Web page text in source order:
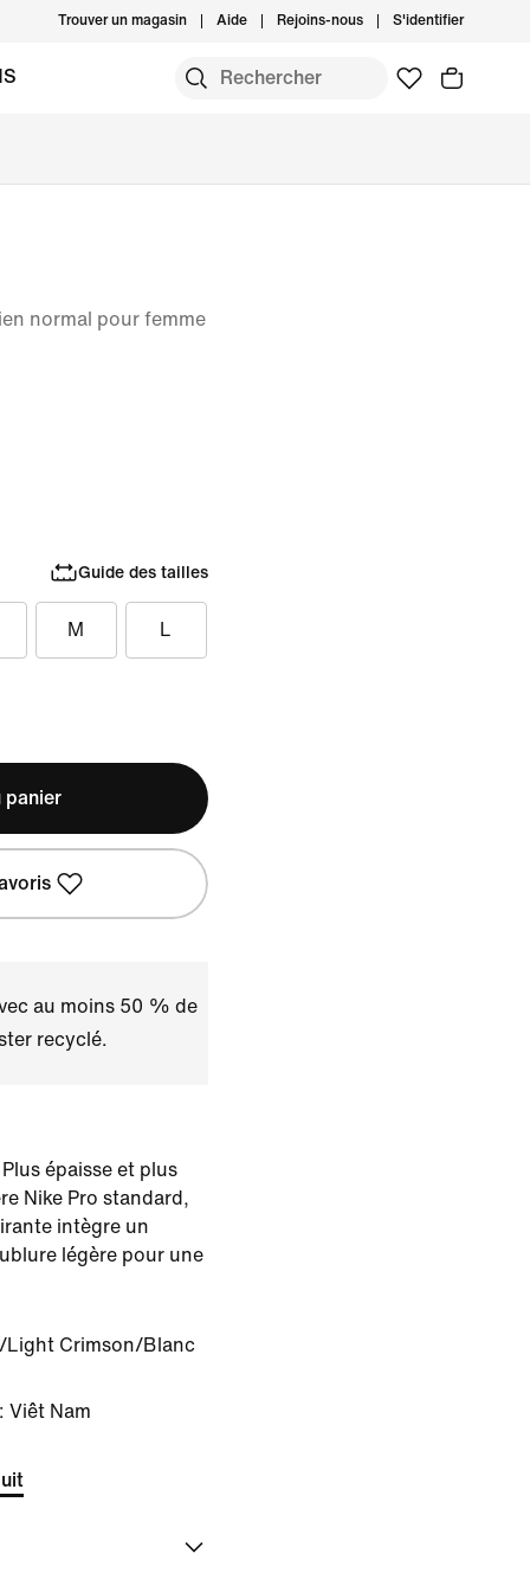
Trouver un magasin Aide Rejoins-nous S'identifier
normal pour femme
Guide des tailles
M L
panier
au moins 50 % de
recyclé.
épaisse et plus
Nike Pro standard,
intègre un
légère pour une
Light Crimson/Blanc
Viêt Nam